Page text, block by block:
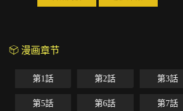
漫画章节
第1話 第2話 第3話
第5話 第6話 第7話